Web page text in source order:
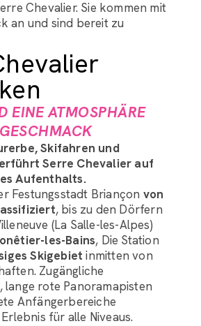
Chevalier. Sie kommen mit
an und sind bereit zu
EINE ATMOSPHÄRE
Skifahren und
Serre Chevalier auf
Aufenthalts.
Festungsstadt Briançon von
, bis zu den Dörfern
(La Salle-les-Alpes)
les-Bains, Die Station
Skigebiet inmitten von
Zugängliche
rote Panoramapisten
Anfängerbereiche
für alle Niveaus.